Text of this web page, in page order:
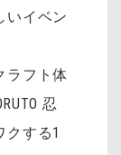
いイベン
ラフト体
忍
クする1